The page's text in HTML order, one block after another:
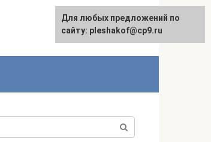
Для любых предложений по
сайту: pleshakof@cp9.ru